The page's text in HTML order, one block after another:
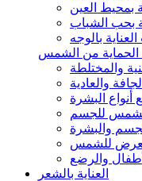
بمحيط العين
بحب الشباب
العناية بالوجه
الحماية من الشمس
والمختلطة
والعادية
أنواع البشرة
للجسم
والبشرة
للشمس
والرضع
العناية بالشعر